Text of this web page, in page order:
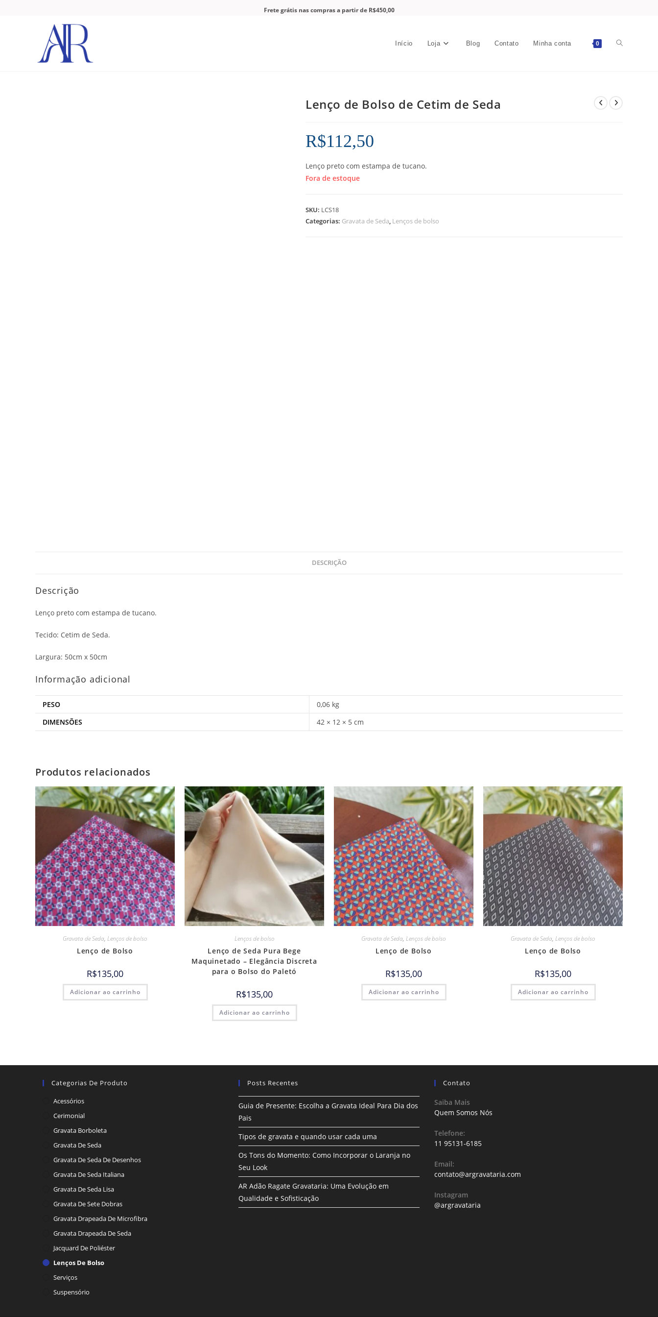
Frete grátis nas compras a partir de R$450,00
Início Loja Blog Contato Minha conta 0
Lenço de Bolso de Cetim de Seda
R$112,50
Lenço preto com estampa de tucano.
Fora de estoque
SKU: LCS18
Categorias: Gravata de Seda, Lenços de bolso
DESCRIÇÃO
Descrição
Lenço preto com estampa de tucano.
Tecido: Cetim de Seda.
Largura: 50cm x 50cm
Informação adicional
PESO
0,06 kg
DIMENSÕES
42 × 12 × 5 cm
Produtos relacionados
Gravata de Seda, Lenços de bolso
Lenço de Bolso
R$135,00
Adicionar ao carrinho
Lenços de bolso
Lenço de Seda Pura Bege
Maquinetado – Elegância Discreta
para o Bolso do Paletó
R$135,00
Adicionar ao carrinho
Gravata de Seda, Lenços de bolso
Lenço de Bolso
R$135,00
Adicionar ao carrinho
Gravata de Seda, Lenços de bolso
Lenço de Bolso
R$135,00
Adicionar ao carrinho
Categorias De Produto
Acessórios
Cerimonial
Gravata Borboleta
Gravata De Seda
Gravata De Seda De Desenhos
Gravata De Seda Italiana
Gravata De Seda Lisa
Gravata De Sete Dobras
Gravata Drapeada De Microfibra
Gravata Drapeada De Seda
Jacquard De Poliéster
Lenços De Bolso
Serviços
Suspensório
Posts Recentes
Guia de Presente: Escolha a Gravata Ideal Para Dia dos
Pais
Tipos de gravata e quando usar cada uma
Os Tons do Momento: Como Incorporar o Laranja no
Seu Look
AR Adão Ragate Gravataria: Uma Evolução em
Qualidade e Sofisticação
Contato
Saiba Mais
Quem Somos Nós
Telefone:
11 95131-6185
Email:
contato@argravataria.com
Instagram
@argravataria